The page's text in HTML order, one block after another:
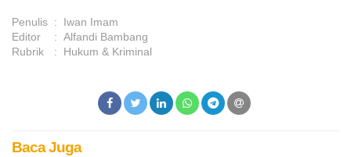
Penulis :
Iwan Imam
Editor
: Alfandi Bambang
Rubrik
: Hukum & Kriminal
Baca Juga